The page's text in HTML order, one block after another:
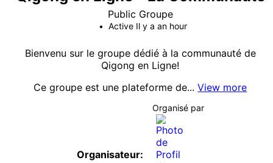
Public Groupe
Active Il y a an hour
Bienvenu sur le groupe dédié à la communauté de
Qigong en Ligne!
Ce groupe est une plateforme de...View more
Organisateur:
Organisé par